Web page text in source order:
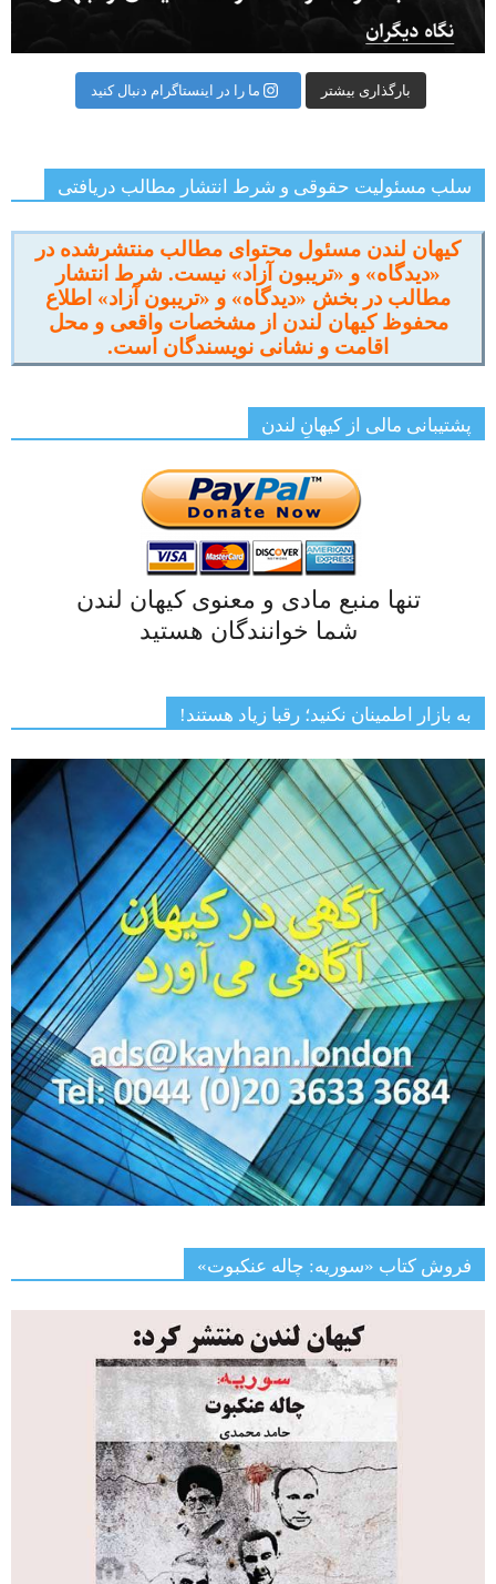
بارگذاری بیشتر ما را در اینستاگرام دنبال کنید
سلب مسئولیت حقوقی و شرط انتشار مطالب دریافتی
کیهان لندن مسئول محتوای مطالب منتشرشده در
«دیدگاه» و «تریبون آزاد» نیست. شرط انتشار
مطالب در بخش «دیدگاه» و «تریبون آزاد» اطلاع
محفوظ کیهان لندن از مشخصات واقعی و محل
اقامت و نشانی نویسندگان است.
پشتیبانی مالی از کیهانِ لندن
تنها منبع مادی و معنوی کیهان لندن
شما خوانندگان هستید
به بازار اطمینان نکنید؛ رقبا زیاد هستند!
فروش کتاب «سوریه: چاله عنکبوت»